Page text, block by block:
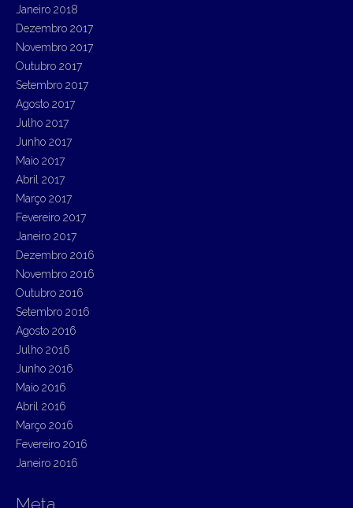
Janeiro 2018
Dezembro 2017
Novembro 2017
Outubro 2017
Setembro 2017
Agosto 2017
Julho 2017
Junho 2017
Maio 2017
Abril 2017
Março 2017
Fevereiro 2017
Janeiro 2017
Dezembro 2016
Novembro 2016
Outubro 2016
Setembro 2016
Agosto 2016
Julho 2016
Junho 2016
Maio 2016
Abril 2016
Março 2016
Fevereiro 2016
Janeiro 2016
Meta